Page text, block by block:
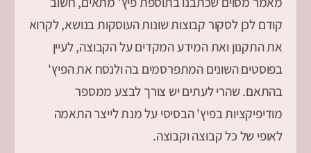
קודם לכן לסקור קבוצות שונות העוסקות בנושא, לקרוא
את התקנון ואת המידע המקדים על הקבוצה, לעיין
בפוסטים השונים המתפרסמים בה ולנסח את הפיץ'
בהתאם. שהרי לעתים יש צורך לבצע ממספר
מודיפיקציות בפיץ' הבסיסי על מנת לייצר התאמה
לאופי של כל קבוצה וקבוצה.